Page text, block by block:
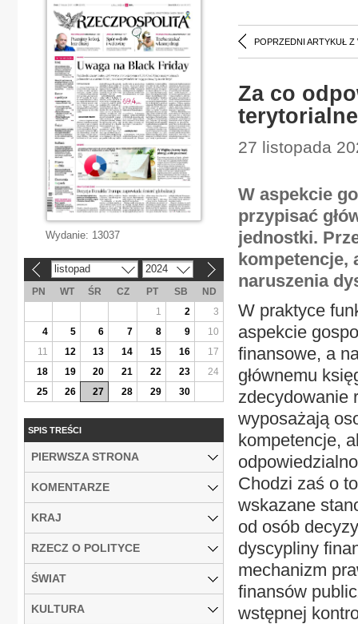
POPRZEDNI ARTYKUŁ Z
Za co
27 listopada
W aspekcie
przypisać
jednostki.
kompetencje,
naruszenia
W praktyce
aspekcie
finansowe, a
głównemu
zdecydowanie
wyposażają
kompetencje,
Chodzi zaś o
wskazane
od osób
dyscypliny
mechanizm
finansów
wstępnej
Wydanie: 13037
listopad 2024
PN WT ŚR CZ PT SB
ND
1
2
3
4
5 6 7 8 9
10
11
12 13 14 15 16
17
18
19 20 21 22 23
24
25
26 27 28 29 30
SPIS TREŚCI
PIERWSZA STRONA
KOMENTARZE
KRAJ
RZECZ O POLITYCE
ŚWIAT
KULTURA